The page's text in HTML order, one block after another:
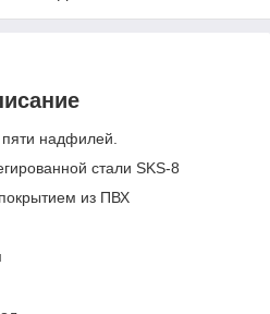
надфилей.
стали SKS-8
из ПВХ